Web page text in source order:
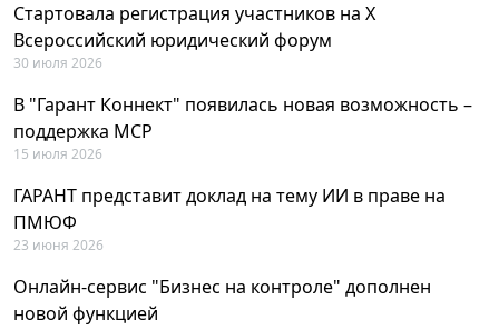
Стартовала регистрация участников на X
Всероссийский юридический форум
30 июля 2026
В "Гарант Коннект" появилась новая возможность –
поддержка MCP
15 июля 2026
ГАРАНТ представит доклад на тему ИИ в праве на
ПМЮФ
23 июня 2026
Онлайн-сервис "Бизнес на контроле" дополнен
новой функцией